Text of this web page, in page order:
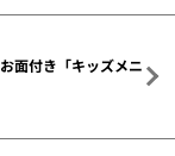
面付き「キッズメニ